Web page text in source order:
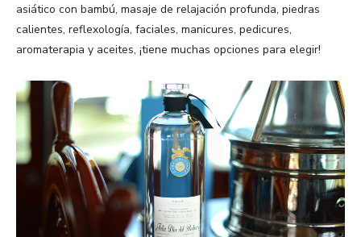
asiático con bambú, masaje de relajación profunda, piedras
calientes, reflexología, faciales, manicures, pedicures,
aromaterapia y aceites, ¡tiene muchas opciones para elegir!